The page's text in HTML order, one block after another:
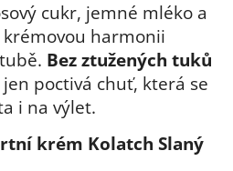
cukr, jemné mléko a
harmonii
Bez ztužených tuků
jen poctivá chuť, která se
i na výlet.
krém Kolatch Slaný